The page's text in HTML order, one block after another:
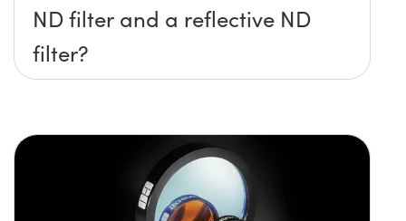
ND filter and a reflective ND
filter?